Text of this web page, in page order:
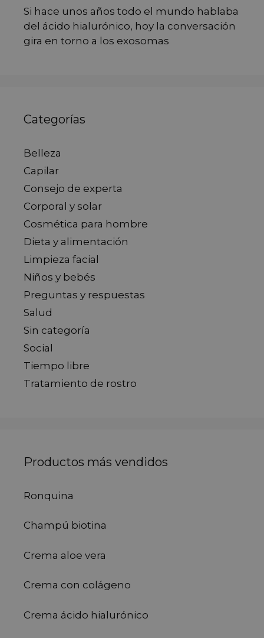
Si hace unos años todo el mundo hablaba
del ácido hialurónico, hoy la conversación
gira en torno a los exosomas
Categorías
Belleza
Capilar
Consejo de experta
Corporal y solar
Cosmética para hombre
Dieta y alimentación
Limpieza facial
Niños y bebés
Preguntas y respuestas
Salud
Sin categoría
Social
Tiempo libre
Tratamiento de rostro
Productos más vendidos
Ronquina
Champú biotina
Crema aloe vera
Crema con colágeno
Crema ácido hialurónico